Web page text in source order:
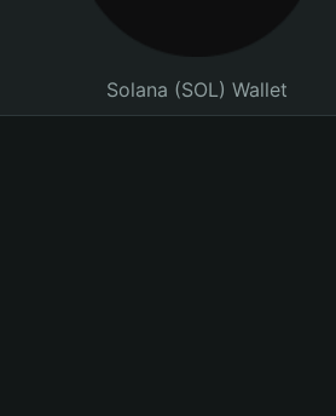
Solana (SOL) Wallet